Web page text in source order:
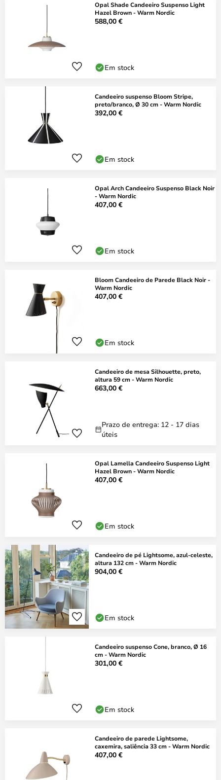
Opal Shade Candeeiro Suspenso Light
Hazel Brown - Warm Nordic
588,00 €
Em stock
Candeeiro suspenso Bloom Stripe,
preto/branco, Ø 30 cm - Warm Nordic
392,00 €
Em stock
Opal Arch Candeeiro Suspenso Black Noir
- Warm Nordic
407,00 €
Em stock
Bloom Candeeiro de Parede Black Noir -
Warm Nordic
407,00 €
Em stock
Candeeiro de mesa Silhouette, preto,
altura 59 cm - Warm Nordic
663,00 €
Prazo de entrega: 12 - 17 dias
úteis
Opal Lamella Candeeiro Suspenso Light
Hazel Brown - Warm Nordic
407,00 €
Em stock
Candeeiro de pé Lightsome, azul-celeste,
altura 132 cm - Warm Nordic
904,00 €
Em stock
Candeeiro suspenso Cone, branco, Ø 16
cm - Warm Nordic
301,00 €
Em stock
Candeeiro de parede Lightsome,
caxemira, saliência 33 cm - Warm Nordic
407,00 €